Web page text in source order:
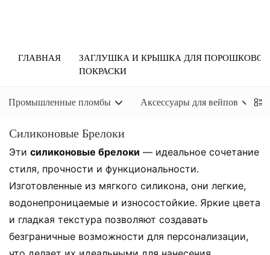
ГЛАВНАЯ
ЗАГЛУШКА И КРЫШКА ДЛЯ ПОРОШКОВОЙ
ПОКРАСКИ
Промышленные пломбы Аксессуары для вейпов
Силиконовые Брелоки
Эти силиконовые брелоки — идеальное сочетание
стиля, прочности и функциональности.
Изготовленные из мягкого силикона, они легкие,
водонепроницаемые и износостойкие. Яркие цвета
и гладкая текстура позволяют создавать
безграничные возможности для персонализации,